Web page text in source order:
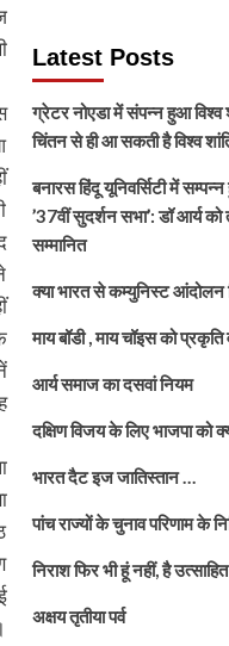
Latest Posts
ग्रेटर नोएडा में संपन्न हुआ विश्व
चिंतन से ही आ सकती है विश्व
बनारस हिंदू यूनिवर्सिटी में
’37वीं सुदर्शन सभा’: डॉ आर्य को
सम्मानित
क्या भारत से कम्युनिस्ट आंदोलन
माय बॉडी , माय चॉइस को प्रकृति
आर्य समाज का दसवां नियम
दक्षिण विजय के लिए भाजपा को
भारत दैट इज जातिस्तान …
पांच राज्यों के चुनाव परिणाम के
निराश फिर भी हूं नहीं, है
अक्षय तृतीया पर्व